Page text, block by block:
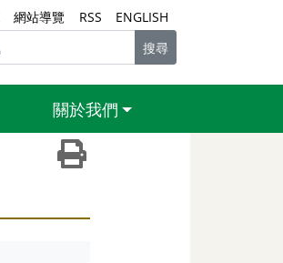
網站導覽 RSS
ENGLISH
搜尋
關於我們